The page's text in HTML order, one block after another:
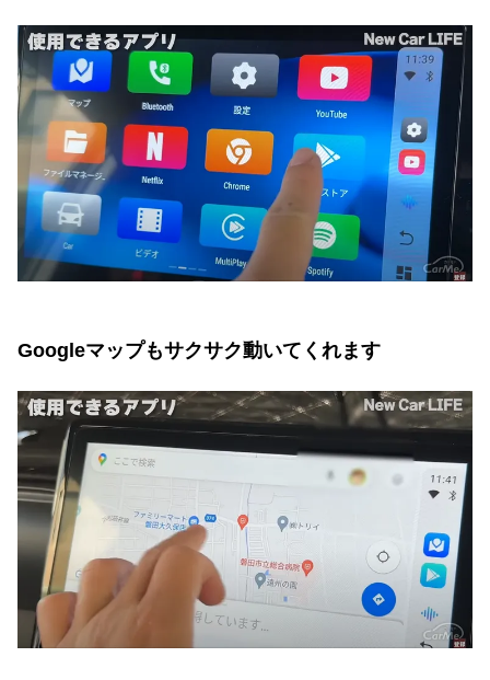
Googleマップもサクサク動いてくれます